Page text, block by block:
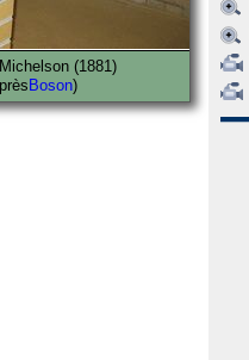
(1881)
Boson)